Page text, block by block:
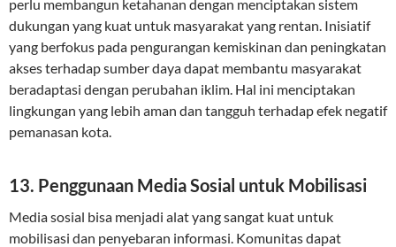
perlu membangun ketahanan dengan menciptakan sistem
dukungan yang kuat untuk masyarakat yang rentan. Inisiatif
yang berfokus pada pengurangan kemiskinan dan peningkatan
akses terhadap sumber daya dapat membantu masyarakat
beradaptasi dengan perubahan iklim. Hal ini menciptakan
lingkungan yang lebih aman dan tangguh terhadap efek negatif
pemanasan kota.
13. Penggunaan Media Sosial untuk Mobilisasi
Media sosial bisa menjadi alat yang sangat kuat untuk
mobilisasi dan penyebaran informasi. Komunitas dapat